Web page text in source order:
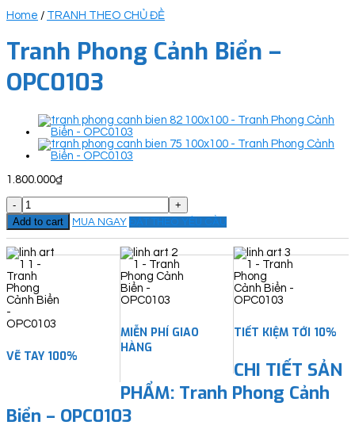
Home / TRANH THEO CHỦ ĐỀ
Tranh Phong Cảnh Biển –
OPC0103
1.800.000₫
Tranh
Phong
Cảnh
Biển
-
OPC0103
quantity
Add to cart MUA NGAY ĐẶT THEO YÊU CẦU
VẼ TAY 100%
MIỄN PHÍ GIAO
HÀNG
TIẾT KIỆM TỚI 10%
CHI TIẾT SẢN
PHẨM: Tranh Phong Cảnh
Biển – OPC0103